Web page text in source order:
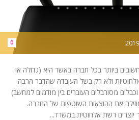
0
ביותר בכל חברה באשר היא (גדולה או
ולא רק בשל העובדה שהדבר הרבה
וכבלים מסורבלים העוברים בין מודמים למחשב)
את ההוצאות השוטפות של החברה.
רשת אלחוטית במשרד...